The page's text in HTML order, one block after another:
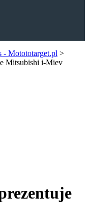
- Motototarget.pl >
Mitsubishi i-Miev